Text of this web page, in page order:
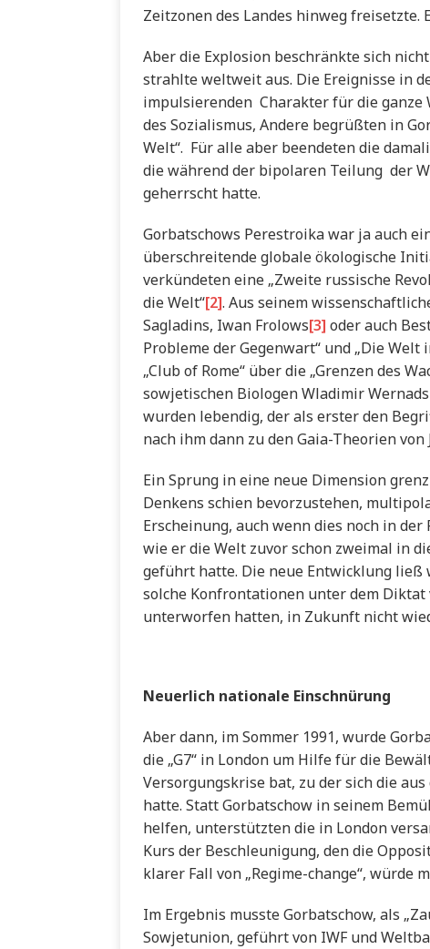
Zeitzonen des Landes hinweg freisetzte.
Aber die Explosion beschränkte sich
strahlte weltweit aus. Die Ereignisse in
impulsierenden Charakter für die
des Sozialismus, Andere begrüßten in
Welt“. Für alle aber beendeten die
die während der bipolaren Teilung der
geherrscht hatte.
Gorbatschows Perestroika war ja auch
überschreitende globale ökologische
verkündeten eine „Zweite russische
die Welt“[2]. Aus seinem
Sagladins, Iwan Frolows[3] oder auch
Probleme der Gegenwart“ und „Die Welt
„Club of Rome“ über die „Grenzen des
sowjetischen Biologen Wladimir
wurden lebendig, der als erster den
nach ihm dann zu den Gaia-Theorien von
Ein Sprung in eine neue Dimension
Denkens schien bevorzustehen,
Erscheinung, auch wenn dies noch in
wie er die Welt zuvor schon zweimal in
geführt hatte. Die neue Entwicklung
solche Konfrontationen unter dem
unterworfen hatten, in Zukunft nicht
Neuerlich nationale Einschnürung
Aber dann, im Sommer 1991, wurde
die „G7“ in London um Hilfe für die
Versorgungskrise bat, zu der sich die
hatte. Statt Gorbatschow in seinem
helfen, unterstützten die in London
Kurs der Beschleunigung, den die
klarer Fall von „Regime-change“, würde
Im Ergebnis musste Gorbatschow, als
Sowjetunion, geführt von IWF und